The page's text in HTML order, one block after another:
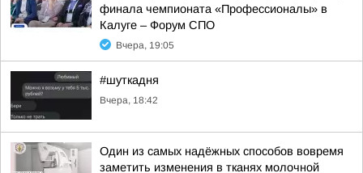
финала чемпионата «Профессионалы» в
Калуге – Форум СПО
Вчера, 19:05
#шуткадня
Вчера, 18:42
Один из самых надёжных способов вовремя
заметить изменения в тканях молочной